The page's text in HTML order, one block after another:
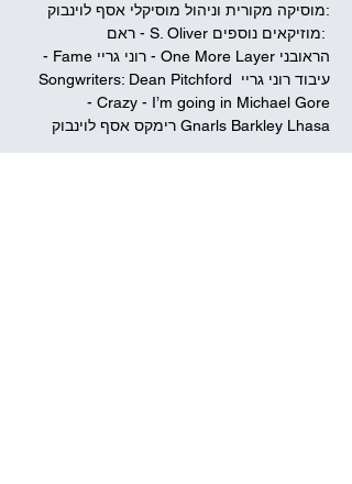
:מוסיקה מקורית וניהול מוסיקלי אסף לוינבוק
:מוזיקאים נוספים S. Oliver - ראם
הראובני ‏One More Layer - רוני גריי ‏Fame -
עיבוד רוני גריי ‏Songwriters: Dean Pitchford
Michael Gore ‏I’m going in - ‏Crazy -  ‏
Lhasa ‏Gnarls Barkley רימקס אסף לוינבוק